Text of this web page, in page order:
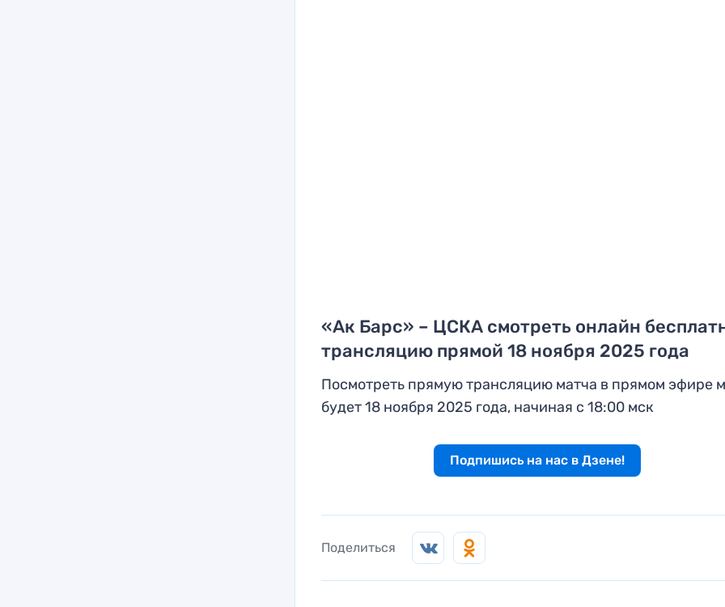
«Ак Барс» – ЦСКА смотреть онлайн
трансляцию прямой 18 ноября 2025 года
Посмотреть прямую трансляцию матча в прямом эфире
будет 18 ноября 2025 года, начиная с 18:00 мск
Подпишись на нас в Дзене!
Поделиться